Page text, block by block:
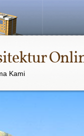
Kami